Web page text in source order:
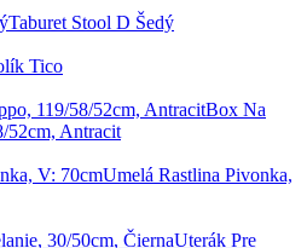
Taburet Stool D Šedý
Tico
Box Na
52cm, Antracit
Umelá Rastlina Pivonka,
Uterák Pre